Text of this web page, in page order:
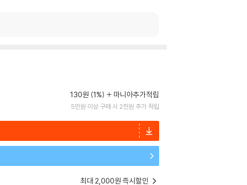
130원 (1%) 마니아추가적립
5만원 이상 구매 시 2천원 추가 적립
최대 2,000원 즉시할인